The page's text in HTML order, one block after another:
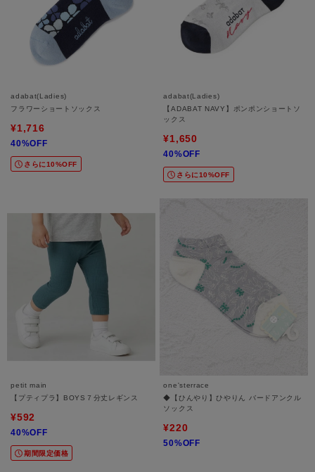
adabat(Ladies)
フラワーショートソックス
¥1,716
40%OFF
さらに10%OFF
adabat(Ladies)
【ADABAT NAVY】ポンポンショートソ
ックス
¥1,650
40%OFF
さらに10%OFF
petit main
【プティプラ】BOYS７分丈レギンス
¥592
40%OFF
期間限定価格
one'sterrace
◆【ひんやり】ひやりん バードアンクル
ソックス
¥220
50%OFF